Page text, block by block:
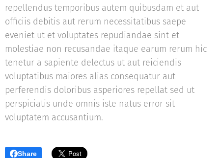
repellendus temporibus autem quibusdam et aut
officiis debitis aut rerum necessitatibus saepe
eveniet ut et voluptates repudiandae sint et
molestiae non recusandae itaque earum rerum hic
tenetur a sapiente delectus ut aut reiciendis
voluptatibus maiores alias consequatur aut
perferendis doloribus asperiores repellat sed ut
perspiciatis unde omnis iste natus error sit
voluptatem accusantium.
Share